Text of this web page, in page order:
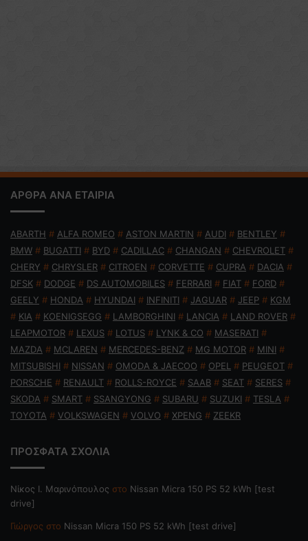
ΑΡΘΡΑ ΑΝΑ ΕΤΑΙΡΙΑ
ABARTH # ALFA ROMEO # ASTON MARTIN # AUDI # BENTLEY #
BMW # BUGATTI # BYD # CADILLAC # CHANGAN # CHEVROLET #
CHERY # CHRYSLER # CITROEN # CORVETTE # CUPRA # DACIA #
DFSK # DODGE # DS AUTOMOBILES # FERRARI # FIAT # FORD #
GEELY # HONDA # HYUNDAI # INFINITI # JAGUAR # JEEP # KGM
# KIA # KOENIGSEGG # LAMBORGHINI # LANCIA # LAND ROVER #
LEAPMOTOR # LEXUS # LOTUS # LYNK & CO # MASERATI #
MAZDA # MCLAREN # MERCEDES-BENZ # MG MOTOR # MINI #
MITSUBISHI # NISSAN # OMODA & JAECOO # OPEL # PEUGEOT #
PORSCHE # RENAULT # ROLLS-ROYCE # SAAB # SEAT # SERES #
SKODA # SMART # SSANGYONG # SUBARU # SUZUKI # TESLA #
TOYOTA # VOLKSWAGEN # VOLVO # XPENG # ZEEKR
ΠΡΟΣΦΑΤΑ ΣΧΟΛΙΑ
Nίκος Ι. Mαρινόπουλος στο Nissan Micra 150 PS 52 kWh [test
drive]
Γιώργος στο Nissan Micra 150 PS 52 kWh [test drive]